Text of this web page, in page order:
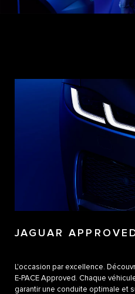
JAGUAR
L'occasion par excellence.
E-PACE Approved. Chaque
garantir une conduite optimale et